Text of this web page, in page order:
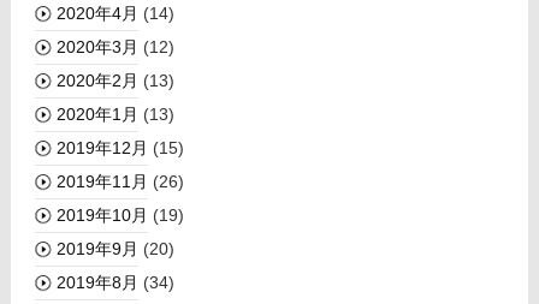
2020年4月 (14)
2020年3月 (12)
2020年2月 (13)
2020年1月 (13)
2019年12月 (15)
2019年11月 (26)
2019年10月 (19)
2019年9月 (20)
2019年8月 (34)